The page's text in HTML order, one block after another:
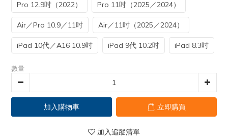
Pro 12.9吋（2022） Pro 11吋（2025／2024）
Air／Pro 10.9／11吋 Air／11吋（2025／2024）
iPad 10代／A16 10.9吋 iPad 9代 10.2吋 iPad 8.3吋
數量
加入購物車 立即購買
加入追蹤清單